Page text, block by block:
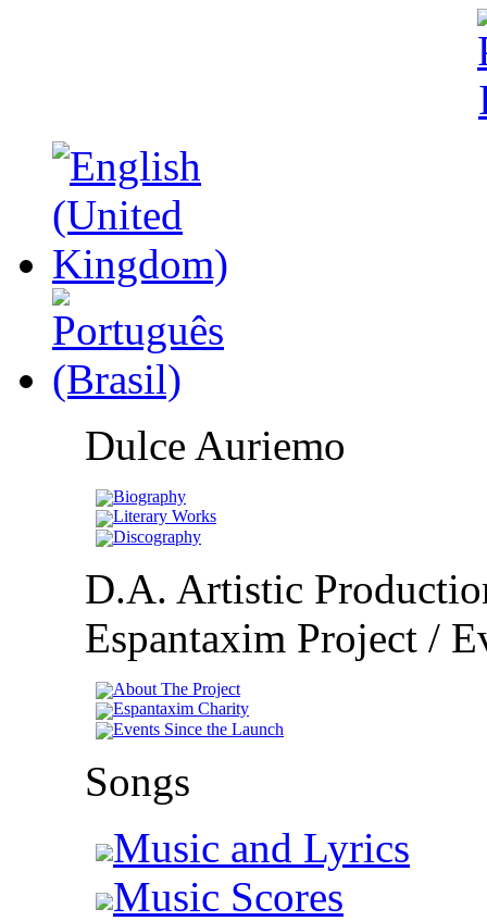
Dulce Auriemo
Biography
Literary Works
Discography
D.A. Artistic
Espantaxim Project /
About The Project
Espantaxim Charity
Events Since the Launch
Songs
Music and Lyrics
Music Scores